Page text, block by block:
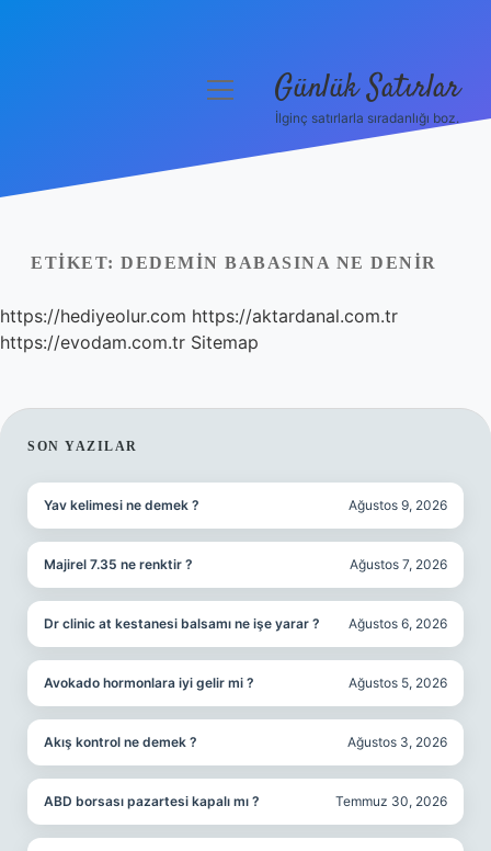
Yasal Uyarı
Hakkımızda
menüyü Günlük Satırlar
İlginç satırlarla sıradanlığı boz.
ETIKET: DEDEMIN BABASINA NE DENIR
https://hediyeolur.com https://aktardanal.com.tr
https://evodam.com.tr Sitemap
SIDEBAR
SON YAZILAR
Yav kelimesi ne demek ? Ağustos 9, 2026
Majirel 7.35 ne renktir ? Ağustos 7, 2026
Dr clinic at kestanesi balsamı ne işe yarar ? Ağustos 6, 2026
Avokado hormonlara iyi gelir mi ? Ağustos 5, 2026
Akış kontrol ne demek ? Ağustos 3, 2026
ABD borsası pazartesi kapalı mı ? Temmuz 30, 2026